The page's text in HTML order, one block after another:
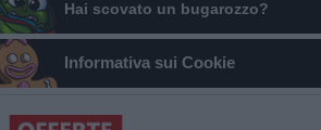
Hai scovato un bugarozzo?
Informativa sui Cookie